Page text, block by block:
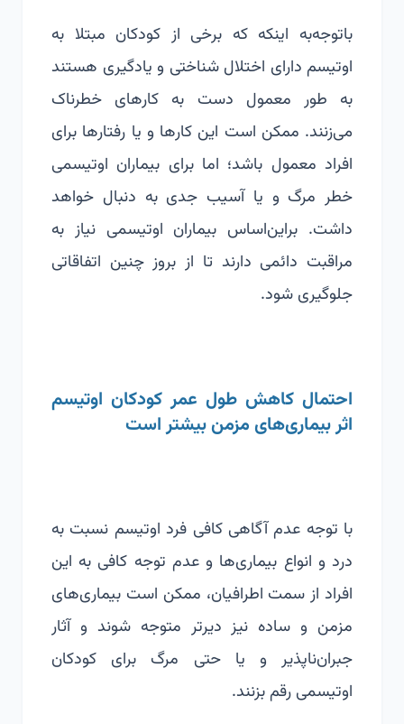
باتوجه‌به اینکه که برخی از کودکان مبتلا به
اوتیسم دارای اختلال شناختی و یادگیری هستند
به طور معمول دست به کارهای خطرناک
می‌زنند. ممکن است این کارها و یا رفتارها برای
افراد معمول باشد؛ اما برای بیماران اوتیسمی
خطر مرگ و یا آسیب جدی به دنبال خواهد
داشت. براین‌اساس بیماران اوتیسمی نیاز به
مراقبت دائمی دارند تا از بروز چنین اتفاقاتی
جلوگیری شود.
احتمال کاهش طول عمر کودکان اوتیسم
اثر بیماری‌های مزمن بیشتر است
با توجه عدم آگاهی کافی فرد اوتیسم نسبت به
درد و انواع بیماری‌ها و عدم توجه کافی به این
افراد از سمت اطرافیان، ممکن است بیماری‌های
مزمن و ساده نیز دیرتر متوجه شوند و آثار
جبران‌ناپذیر و یا حتی مرگ برای کودکان
اوتیسمی رقم بزنند.